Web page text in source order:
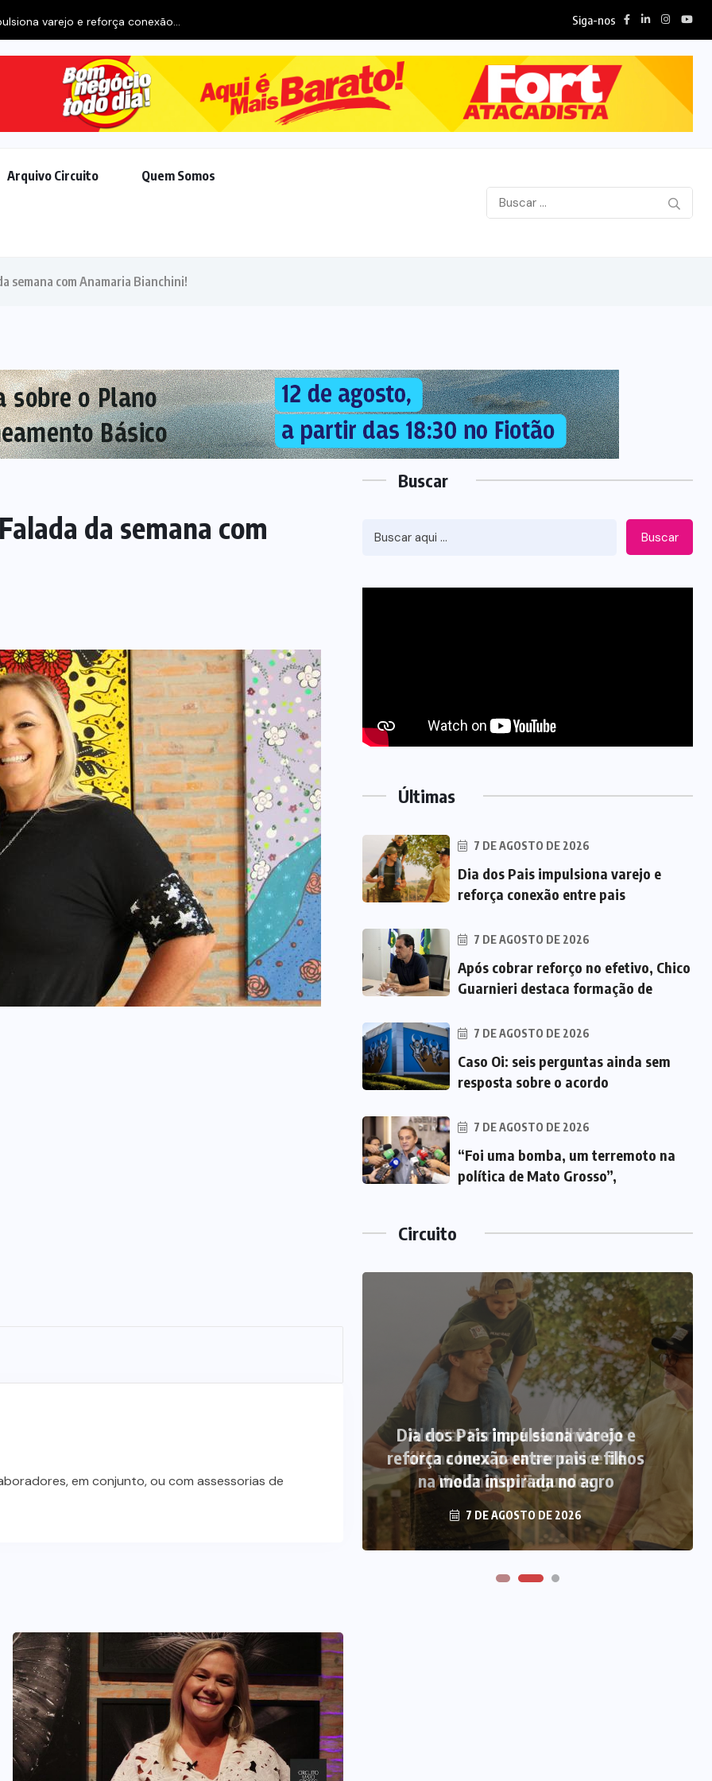
varejo e reforça conexão... Siga-nos
Arquivo Circuito Quem Somos
semana com Anamaria Bianchini!
da semana com
em conjunto, ou com assessorias de
Buscar
Buscar
Últimas
7 DE AGOSTO DE 2026
Dia dos Pais impulsiona varejo e
reforça conexão entre pais
7 DE AGOSTO DE 2026
Após cobrar reforço no efetivo, Chico
Guarnieri destaca formação de
7 DE AGOSTO DE 2026
Caso Oi: seis perguntas ainda sem
resposta sobre o acordo
7 DE AGOSTO DE 2026
“Foi uma bomba, um terremoto na
política de Mato Grosso”,
Circuito
na moda inspirada no agro
Alencar Farina é escolhido de
última hora para ser o vice de
Wellington Fagundes
7 DE AGOSTO DE 2026